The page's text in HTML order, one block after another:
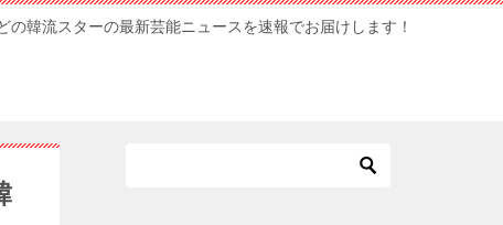
の韓流スターの最新芸能ニュースを速報でお届けします！